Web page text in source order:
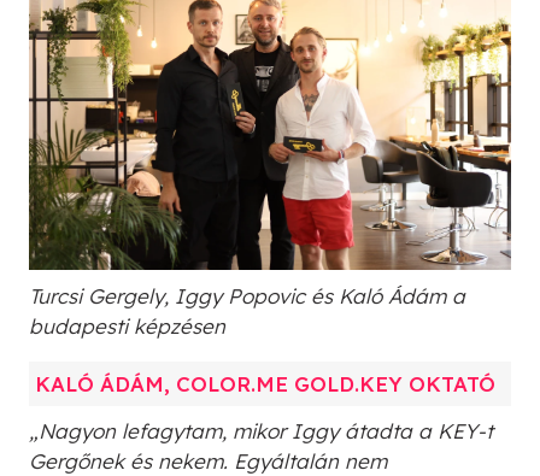
Turcsi Gergely, Iggy Popovic és Kaló Ádám a
budapesti képzésen
KALÓ ÁDÁM, COLOR.ME GOLD.KEY OKTATÓ
„Nagyon lefagytam, mikor Iggy átadta a KEY-t
Gergőnek és nekem. Egyáltalán nem